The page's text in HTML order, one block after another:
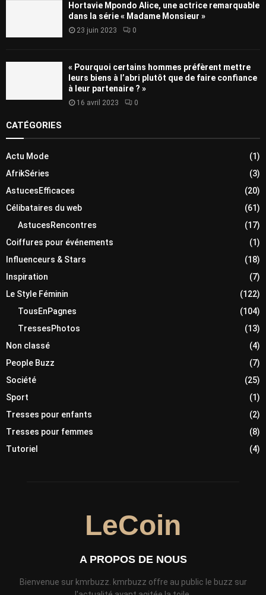
Hortavie Mpondo Alice, une actrice remarquable
dans la série « Madame Monsieur »
23 juin 2023 0
« Pourquoi certains hommes préfèrent mettre
leurs biens à l’abri plutôt que de faire confiance
à leur partenaire ? »
16 avril 2023 0
CATÉGORIES
Actu Mode
(1)
AfrikSéries
(3)
AstucesEfficaces
(20)
Célibataires du web
(61)
AstucesRencontres
(17)
Coiffures pour événements
(1)
Influenceurs & Stars
(18)
Inspiration
(7)
Le Style Féminin
(122)
TousEnPagnes
(104)
TressesPhotos
(13)
Non classé
(4)
People Buzz
(7)
Société
(25)
Sport
(1)
Tresses pour enfants
(2)
Tresses pour femmes
(8)
Tutoriel
(4)
LeCoin
A PROPOS DE NOUS
Bienvenue sur kmrbuzz. kmrbuzz offre au public le buzz sur